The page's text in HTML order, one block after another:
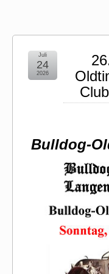
Juli
24
2026
Bulldog-